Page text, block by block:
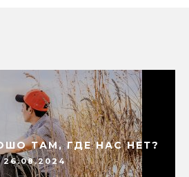
ТАМ, ГДЕ НАС НЕТ?
26.08.2024